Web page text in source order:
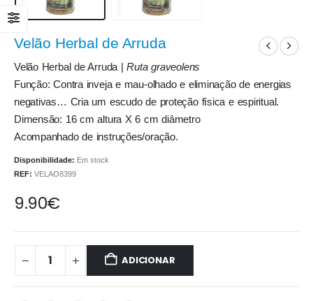
Velão Herbal de Arruda
Velão Herbal de Arruda |Ruta graveolens
Função: Contra inveja e mau-olhado e eliminação de energias
negativas… Cria um escudo de proteção física e espiritual.
Dimensão: 16 cm altura X 6 cm diâmetro
Acompanhado de instruções/oração.
Disponibilidade: Em stock
REF: VELAO8399
9.90€
ADICIONAR